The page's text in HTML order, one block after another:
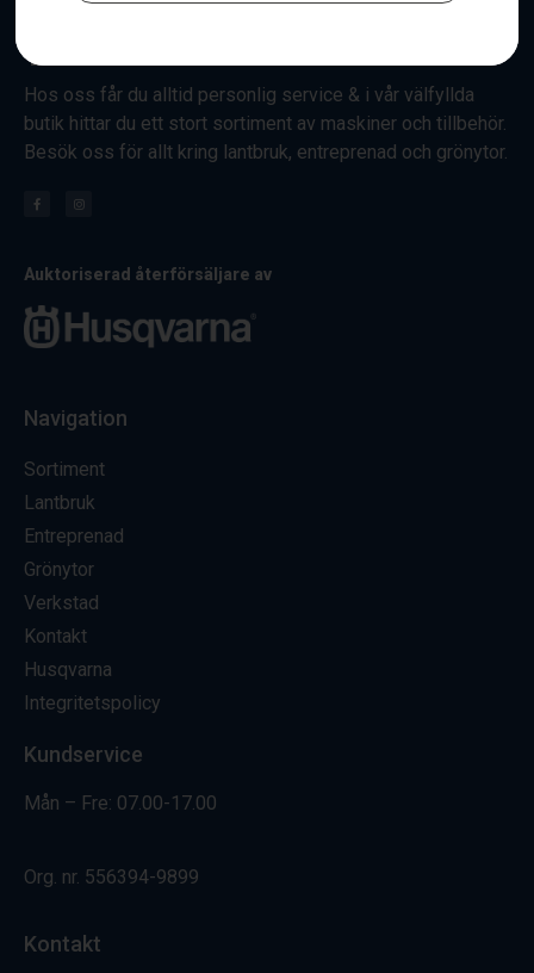
Hos oss får du alltid personlig service & i vår välfyllda
butik hittar du ett stort sortiment av maskiner och tillbehör.
Besök oss för allt kring lantbruk, entreprenad och grönytor.
Auktoriserad återförsäljare av
Navigation
Sortiment
Lantbruk
Entreprenad
Grönytor
Verkstad
Kontakt
Husqvarna
Integritetspolicy
Kundservice
Mån – Fre: 07.00-17.00
Org. nr. 556394-9899
Kontakt